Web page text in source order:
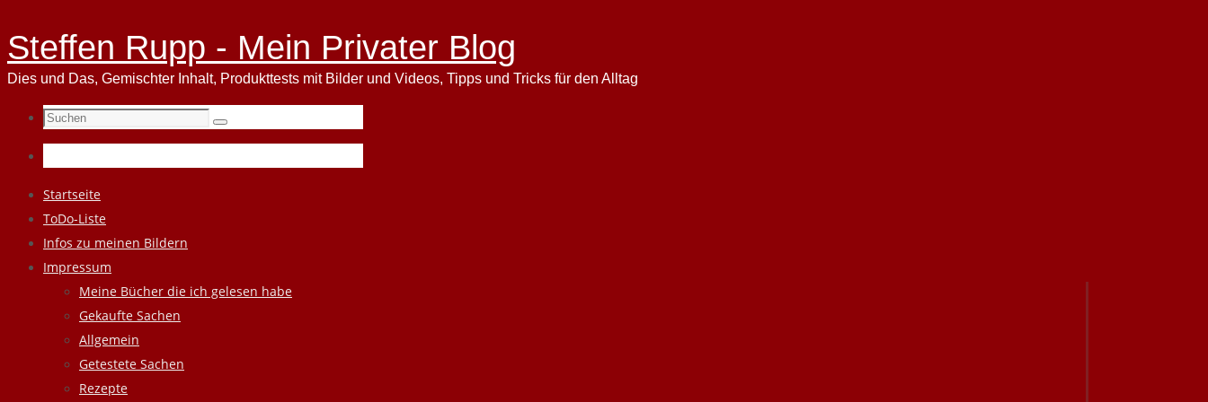
Steffen Rupp - Mein Privater Blog
Dies und Das, Gemischter Inhalt, Produkttests mit Bilder und Videos, Tipps und Tricks für den Alltag
Suchen
nach:
Suchen
Zum
Inhalt
springen
Startseite
ToDo-Liste
Infos zu meinen Bildern
Impressum
Meine Bücher die ich gelesen habe
Gekaufte Sachen
Allgemein
Getestete Sachen
Rezepte